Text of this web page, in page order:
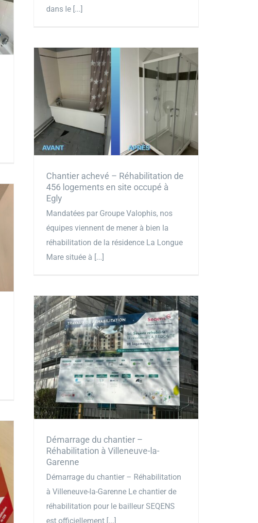
dans le [...]
Chantier achevé – Réhabilitation de
456 logements en site occupé à
Egly
Mandatées par Groupe Valophis, nos
équipes viennent de mener à bien la
réhabilitation de la résidence La Longue
Mare située à [...]
Démarrage du chantier –
Réhabilitation à Villeneuve-la-
Garenne
Démarrage du chantier – Réhabilitation
à Villeneuve-la-Garenne Le chantier de
réhabilitation pour le bailleur SEQENS
est officiellement [...]